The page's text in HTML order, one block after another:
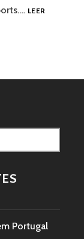
LEER
Portugal